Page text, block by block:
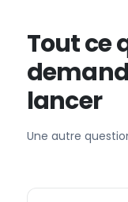
Tout ce
lancer
Une autre